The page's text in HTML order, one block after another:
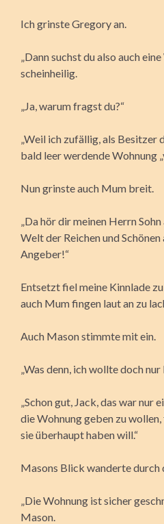
Ich grinste Gregory an.
„Dann suchst du also auch
scheinheilig.
„Ja, warum fragst du?“
„Weil ich zufällig, als Besitzer
bald leer werdende Wohnung
Nun grinste auch Mum breit.
„Da hör dir meinen Herrn
Welt der Reichen und
Angeber!“
Entsetzt fiel meine Kinnlade
auch Mum fingen laut an zu
Auch Mason stimmte mit ein.
„Was denn, ich wollte doch
„Schon gut, Jack, das war nur
die Wohnung geben zu
sie überhaupt haben will.“
Masons Blick wanderte durch
„Die Wohnung ist sicher
Mason.